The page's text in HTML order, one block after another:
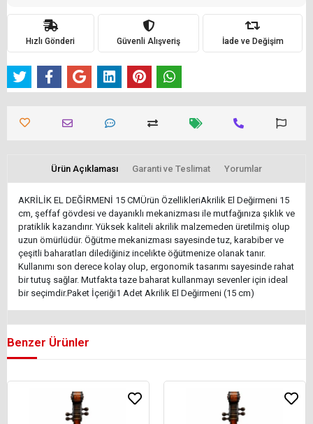
Hızlı Gönderi Güvenli Alışveriş İade ve Değişim
Ürün Açıklaması Garanti ve Teslimat Yorumlar
AKRİLİK EL DEĞİRMENİ 15 CMÜrün ÖzellikleriAkrilik El Değirmeni 15
cm, şeffaf gövdesi ve dayanıklı mekanizması ile mutfağınıza şıklık ve
pratiklik kazandırır. Yüksek kaliteli akrilik malzemeden üretilmiş olup
uzun ömürlüdür. Öğütme mekanizması sayesinde tuz, karabiber ve
çeşitli baharatları dilediğiniz incelikte öğütmenize olanak tanır.
Kullanımı son derece kolay olup, ergonomik tasarımı sayesinde rahat
bir tutuş sağlar. Mutfakta taze baharat kullanmayı sevenler için ideal
bir seçimdir.Paket İçeriği1 Adet Akrilik El Değirmeni (15 cm)
Benzer Ürünler